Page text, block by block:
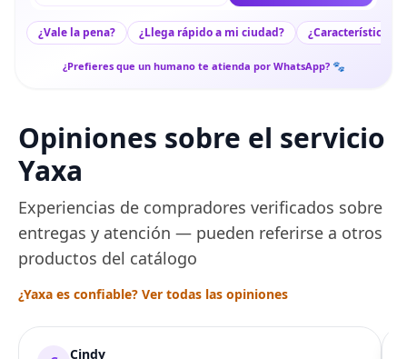
¿Vale la pena? ¿Llega rápido a mi ciudad? ¿Características
¿Prefieres que un humano te atienda por WhatsApp? 🐾
Opiniones sobre el servicio
Yaxa
Experiencias de compradores verificados sobre
entregas y atención — pueden referirse a otros
productos del catálogo
¿Yaxa es confiable? Ver todas las opiniones
Cindy